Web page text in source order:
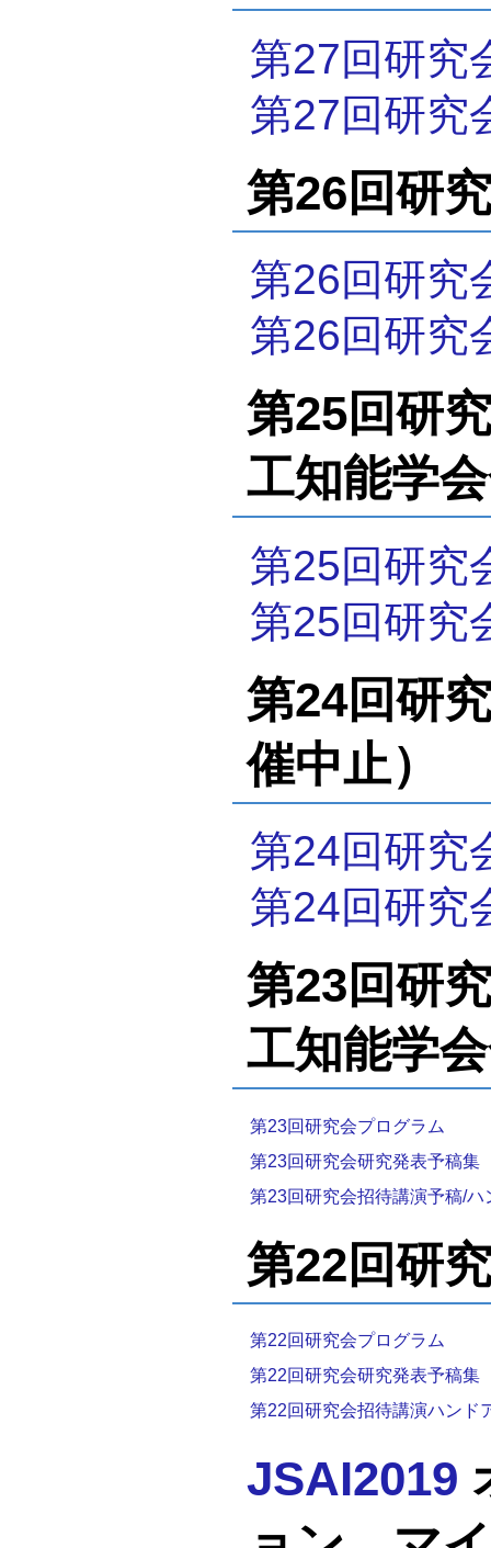
第27回研究
第27回研究
第26回研
第26回研究
第26回研究
第25回研
工知能学
第25回研究
第25回研究
第24回研
催中止）
第24回研究
第24回研究
第23回研
工知能学
第23回研究会プログラム
第23回研究会研究発表予稿集
第23回研究会招待講演予稿/ハ
第22回研
第22回研究会プログラム
第22回研究会研究発表予稿集
第22回研究会招待講演ハンド
JSAI2019